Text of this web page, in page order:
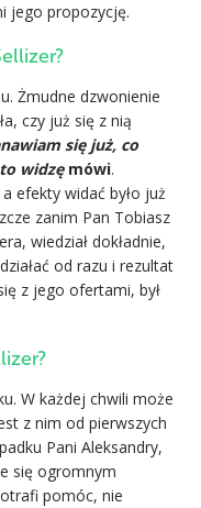
jego propozycję.
Żmudne dzwonienie
czy już się z nią
się już, co
widzęmówi.
efekty widać było już
zanim Pan Tobiasz
wiedział dokładnie,
od razu i rezultat
z jego ofertami, był
W każdej chwili może
z nim od pierwszych
Pani Aleksandry,
się ogromnym
pomóc, nie